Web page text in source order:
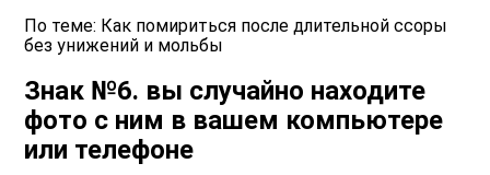
По теме: Как помириться после длительной ссоры
без унижений и мольбы
Знак №6. вы случайно находите
фото с ним в вашем компьютере
или телефоне